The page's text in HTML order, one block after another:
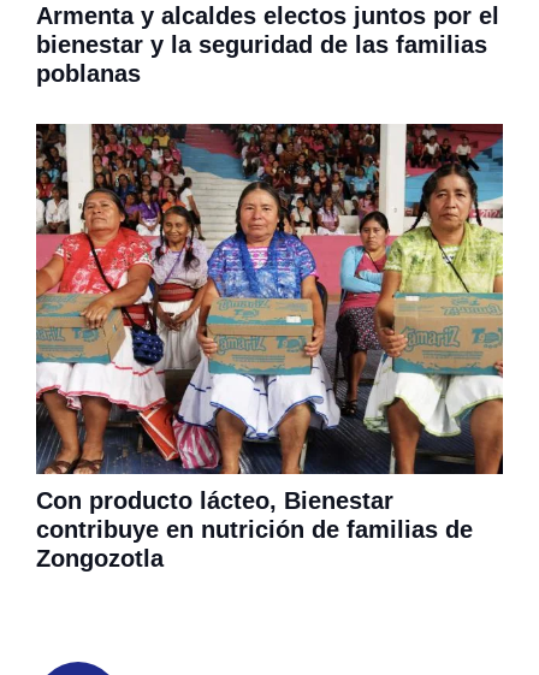
Armenta y alcaldes electos juntos por el
bienestar y la seguridad de las familias
poblanas
Con producto lácteo, Bienestar
contribuye en nutrición de familias de
Zongozotla